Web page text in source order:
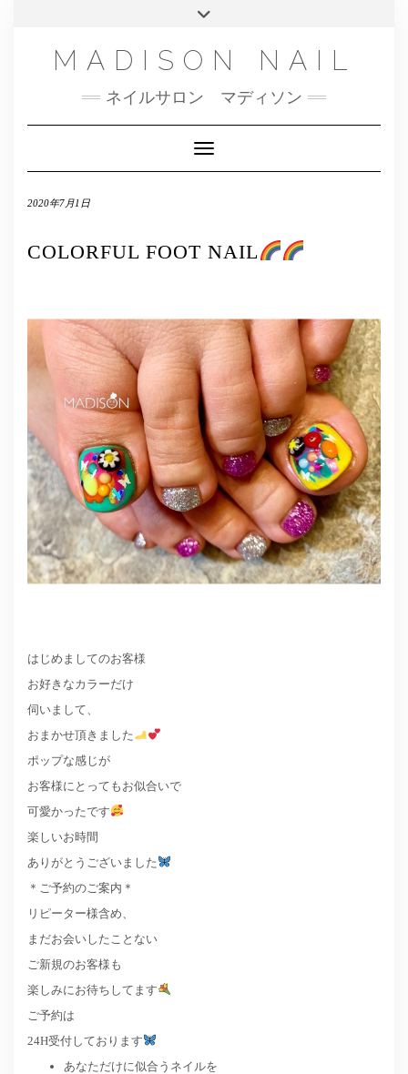
NAILBOOK(ご予約はこちら）
FACEBOOK
メール
MADISON NAIL
ネイルサロン マディソン
Toggle Navigation
2020年7月1日
COLORFUL FOOT NAIL
はじめましてのお客様
お好きなカラーだけ
伺いまして、
おまかせ頂きました
ポップな感じが
お客様にとってもお似合いで
可愛かったです
楽しいお時間
ありがとうございました
＊ご予約のご案内＊
リピーター様含め、
まだお会いしたことない
ご新規のお客様も
楽しみにお待ちしてます
ご予約は
24H受付しております
あなただけに似合うネイルを